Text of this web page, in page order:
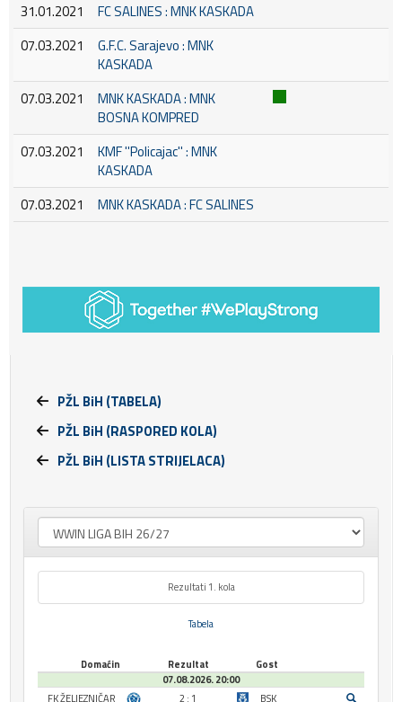
31.01.2021
FC SALINES : MNK KASKADA
07.03.2021
G.F.C. Sarajevo : MNK
KASKADA
07.03.2021
MNK KASKADA : MNK
BOSNA KOMPRED
07.03.2021
KMF ''Policajac'' : MNK
KASKADA
07.03.2021
MNK KASKADA : FC SALINES
PŽL BiH (TABELA)
PŽL BiH (RASPORED KOLA)
PŽL BiH (LISTA STRIJELACA)
Rezultati 1. kola
Tabela
Domaćin Rezultat
Gost
07.08.2026. 20:00
FK ŽELJEZNIČAR
2 : 1
BSK